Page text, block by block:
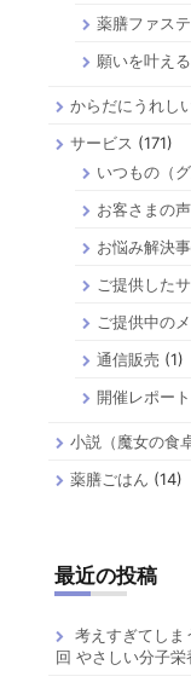
薬膳ファス
願いを叶える
からだにうれし
サービス (171)
いつもの（
お客さまの声
お悩み解決
ご提供した
ご提供中の
通信販売 (1)
開催レポート
小説（魔女の食卓
薬膳ごはん (14)
最近の投稿
考えすぎてしま
回 やさしい分子